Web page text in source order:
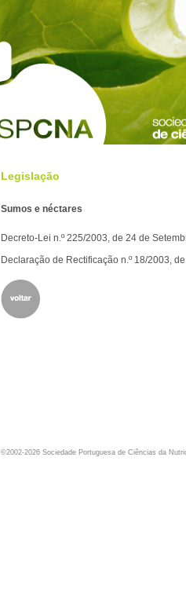
Legislação
Sumos e néctares
Decreto-Lei n.º 225/2003, de 24 de
Declaração de Rectificação n.º 18/2003,
©2002-2026 Sociedade Portuguesa de Ciências da